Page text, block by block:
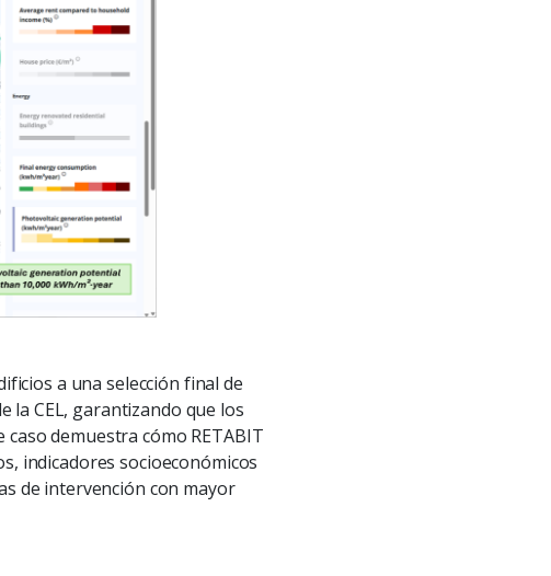
a una selección final de
la CEL, garantizando que los
demuestra cómo RETABIT
indicadores socioeconómicos
de intervención con mayor